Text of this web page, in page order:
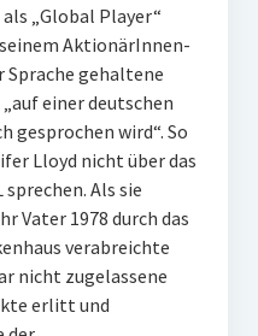
„Global Player“
AktionärInnen-
Sprache gehaltene
einer deutschen
gesprochen wird“. So
Lloyd nicht über das
sprechen. Als sie
Vater 1978 durch das
verabreichte
nicht zugelassene
erlitt und